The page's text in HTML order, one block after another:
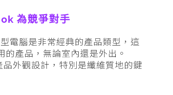
為競爭對手
電腦是非常經典的產品類型，這
產品，無論室內還是外出。
外觀設計，特別是纖維質地的鍵